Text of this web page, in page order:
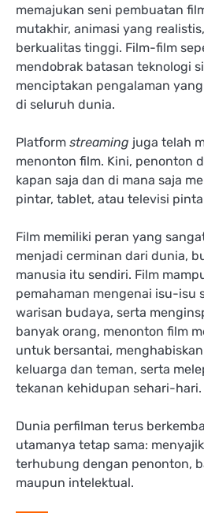
memajukan seni pembuatan
mutakhir, animasi yang
berkualitas tinggi. Film-film
mendobrak batasan teknologi
menciptakan pengalaman
di seluruh dunia.
Platform streaming juga telah
menonton film. Kini, penonton
kapan saja dan di mana saja
pintar, tablet, atau televisi
Film memiliki peran yang
menjadi cerminan dari dunia,
manusia itu sendiri. Film
pemahaman mengenai isu-isu
warisan budaya, serta
banyak orang, menonton film
untuk bersantai,
keluarga dan teman, serta
tekanan kehidupan sehari-hari.
Dunia perfilman terus
utamanya tetap sama:
terhubung dengan penonton,
maupun intelektual.